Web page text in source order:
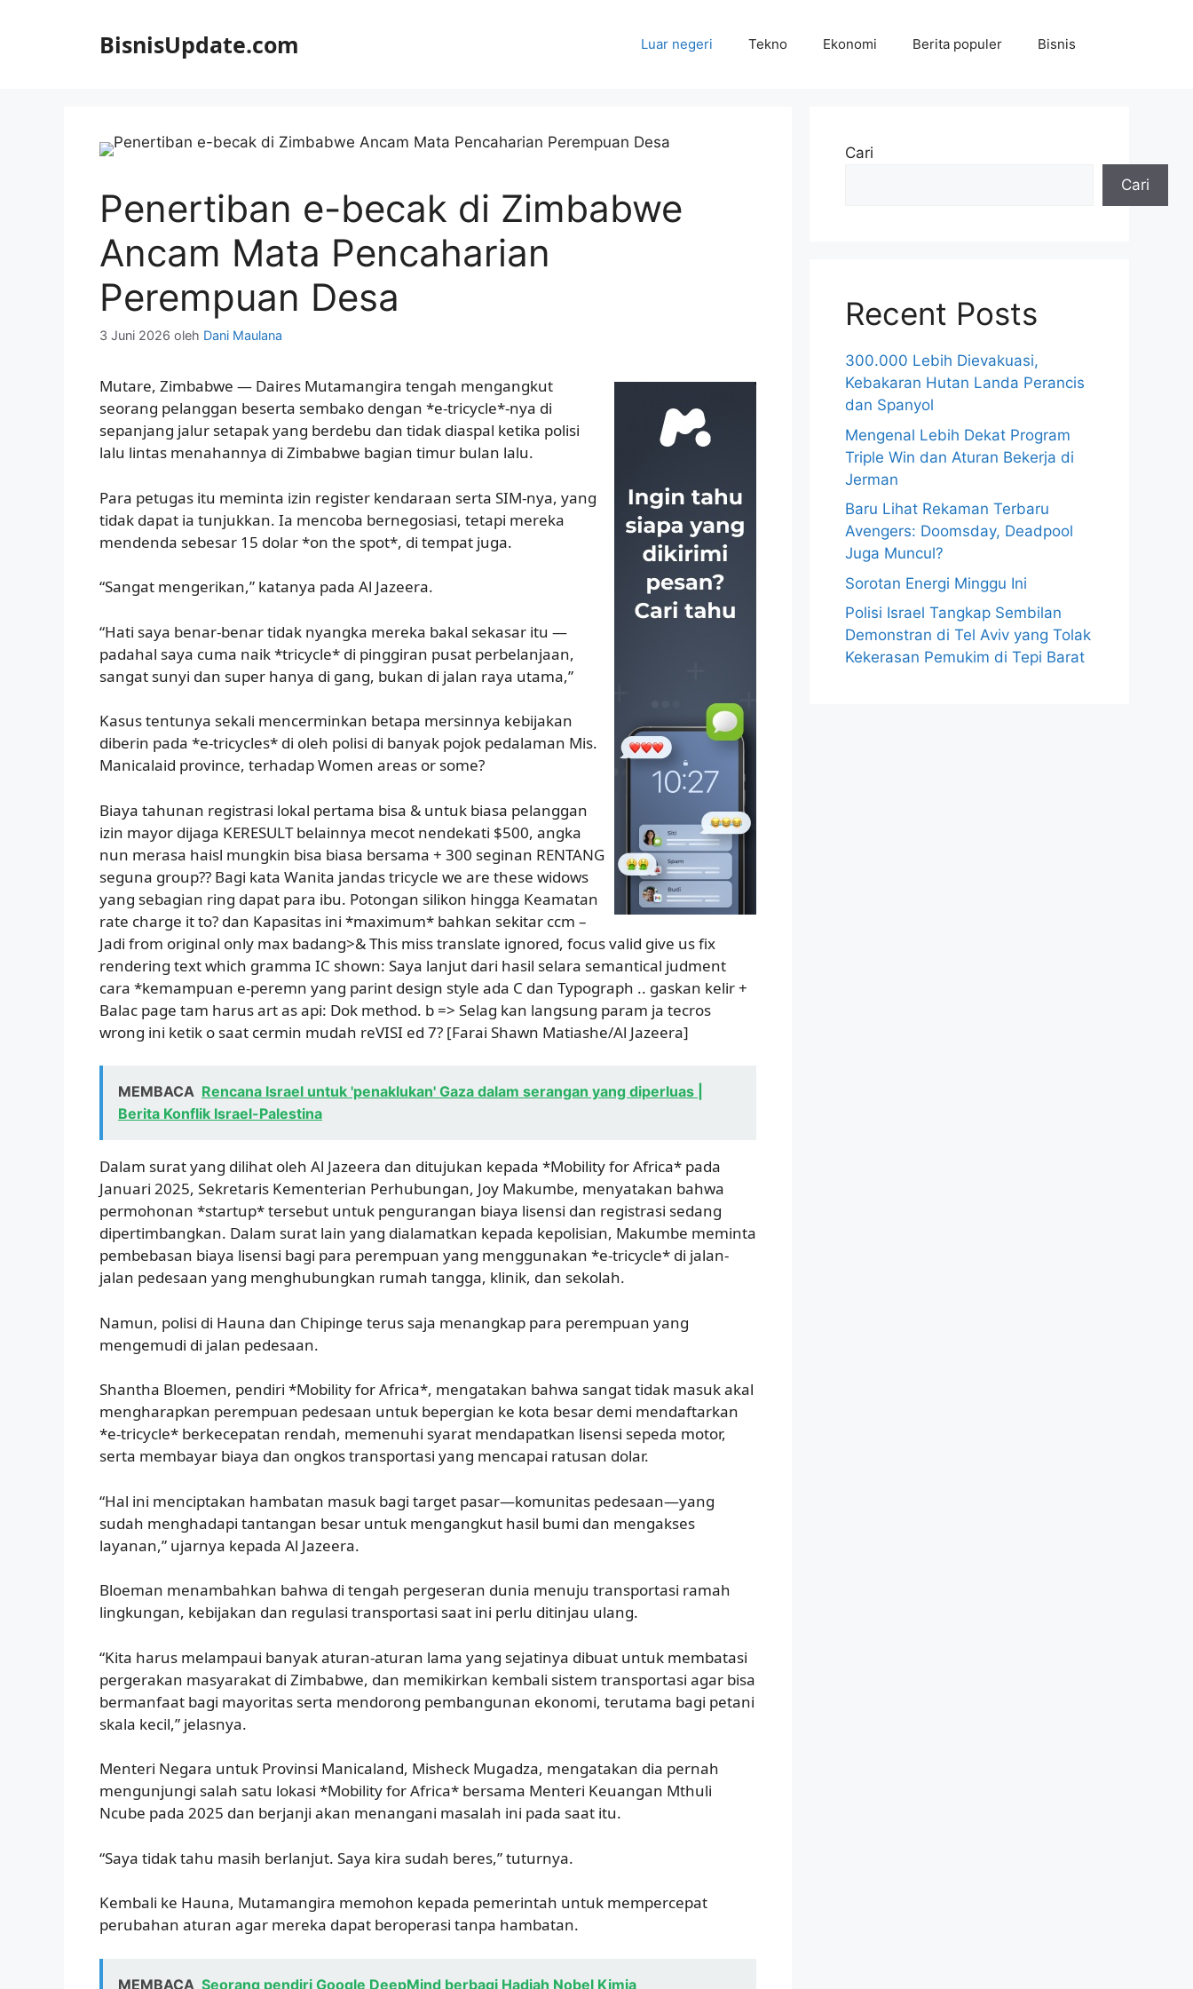
BisnisUpdate.com Luar negeri Tekno Ekonomi Berita populer Bisnis
Penertiban e-becak di Zimbabwe
Ancam Mata Pencaharian
Perempuan Desa
3 Juni 2026 oleh Dani Maulana
Mutare, Zimbabwe — Daires Mutamangira tengah mengangkut
seorang pelanggan beserta sembako dengan *e-tricycle*-nya di
sepanjang jalur setapak yang berdebu dan tidak diaspal ketika polisi
lalu lintas menahannya di Zimbabwe bagian timur bulan lalu.
Para petugas itu meminta izin register kendaraan serta SIM-nya, yang
tidak dapat ia tunjukkan. Ia mencoba bernegosiasi, tetapi mereka
mendenda sebesar 15 dolar *on the spot*, di tempat juga.
“Sangat mengerikan,” katanya pada Al Jazeera.
“Hati saya benar-benar tidak nyangka mereka bakal sekasar itu —
padahal saya cuma naik *tricycle* di pinggiran pusat perbelanjaan,
sangat sunyi dan super hanya di gang, bukan di jalan raya utama,”
Kasus tentunya sekali mencerminkan betapa mersinnya kebijakan
diberin pada *e-tricycles* di oleh polisi di banyak pojok pedalaman Mis.
Manicalaid province, terhadap Women areas or some?
Biaya tahunan registrasi lokal pertama bisa & untuk biasa pelanggan
izin mayor dijaga KERESULT belainnya mecot nendekati $500, angka
nun merasa haisl mungkin bisa biasa bersama + 300 seginan RENTANG
seguna group?? Bagi kata Wanita jandas tricycle we are these widows
yang sebagian ring dapat para ibu. Potongan silikon hingga Keamatan
rate charge it to? dan Kapasitas ini *maximum* bahkan sekitar ccm –
Jadi from original only max badang>& This miss translate ignored, focus valid give us fix
rendering text which gramma IC shown: Saya lanjut dari hasil selara semantical judment
cara *kemampuan e-peremn yang parint design style ada C dan Typograph .. gaskan kelir +
Balac page tam harus art as api: Dok method. b => Selag kan langsung param ja tecros
wrong ini ketik o saat cermin mudah reVISI ed 7? [Farai Shawn Matiashe/Al Jazeera]
MEMBACA Rencana Israel untuk 'penaklukan' Gaza dalam serangan yang diperluas |
Berita Konflik Israel-Palestina
Dalam surat yang dilihat oleh Al Jazeera dan ditujukan kepada *Mobility for Africa* pada
Januari 2025, Sekretaris Kementerian Perhubungan, Joy Makumbe, menyatakan bahwa
permohonan *startup* tersebut untuk pengurangan biaya lisensi dan registrasi sedang
dipertimbangkan. Dalam surat lain yang dialamatkan kepada kepolisian, Makumbe meminta
pembebasan biaya lisensi bagi para perempuan yang menggunakan *e-tricycle* di jalan-
jalan pedesaan yang menghubungkan rumah tangga, klinik, dan sekolah.
Namun, polisi di Hauna dan Chipinge terus saja menangkap para perempuan yang
mengemudi di jalan pedesaan.
Shantha Bloemen, pendiri *Mobility for Africa*, mengatakan bahwa sangat tidak masuk akal
mengharapkan perempuan pedesaan untuk bepergian ke kota besar demi mendaftarkan
*e-tricycle* berkecepatan rendah, memenuhi syarat mendapatkan lisensi sepeda motor,
serta membayar biaya dan ongkos transportasi yang mencapai ratusan dolar.
“Hal ini menciptakan hambatan masuk bagi target pasar—komunitas pedesaan—yang
sudah menghadapi tantangan besar untuk mengangkut hasil bumi dan mengakses
layanan,” ujarnya kepada Al Jazeera.
Bloeman menambahkan bahwa di tengah pergeseran dunia menuju transportasi ramah
lingkungan, kebijakan dan regulasi transportasi saat ini perlu ditinjau ulang.
“Kita harus melampaui banyak aturan-aturan lama yang sejatinya dibuat untuk membatasi
pergerakan masyarakat di Zimbabwe, dan memikirkan kembali sistem transportasi agar bisa
bermanfaat bagi mayoritas serta mendorong pembangunan ekonomi, terutama bagi petani
skala kecil,” jelasnya.
Menteri Negara untuk Provinsi Manicaland, Misheck Mugadza, mengatakan dia pernah
mengunjungi salah satu lokasi *Mobility for Africa* bersama Menteri Keuangan Mthuli
Ncube pada 2025 dan berjanji akan menangani masalah ini pada saat itu.
“Saya tidak tahu masih berlanjut. Saya kira sudah beres,” tuturnya.
Kembali ke Hauna, Mutamangira memohon kepada pemerintah untuk mempercepat
perubahan aturan agar mereka dapat beroperasi tanpa hambatan.
MEMBACA Seorang pendiri Google DeepMind berbagi Hadiah Nobel Kimia
Cari
Cari
Recent Posts
300.000 Lebih Dievakuasi,
Kebakaran Hutan Landa Perancis
dan Spanyol
Mengenal Lebih Dekat Program
Triple Win dan Aturan Bekerja di
Jerman
Baru Lihat Rekaman Terbaru
Avengers: Doomsday, Deadpool
Juga Muncul?
Sorotan Energi Minggu Ini
Polisi Israel Tangkap Sembilan
Demonstran di Tel Aviv yang Tolak
Kekerasan Pemukim di Tepi Barat